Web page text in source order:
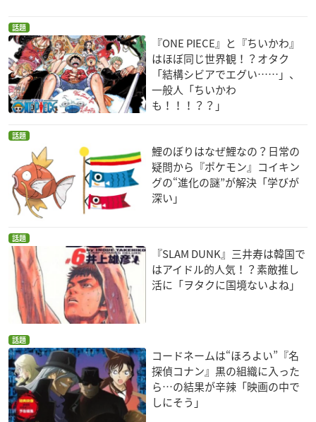
話題
『ONE PIECE』と『ちいかわ』
はほぼ同じ世界観！？オタク
「結構シビアでエグい……」、
一般人「ちいかわ
も！！！？？」
話題
鯉のぼりはなぜ鯉なの？日常の
疑問から『ポケモン』コイキン
グの“進化の謎”が解決「学びが
深い」
話題
『SLAM DUNK』三井寿は韓国で
はアイドル的人気！？素敵推し
活に「ヲタクに国境ないよね」
話題
コードネームは“ほろよい”『名
探偵コナン』黒の組織に入った
ら…の結果が辛辣「映画の中で
しにそう」